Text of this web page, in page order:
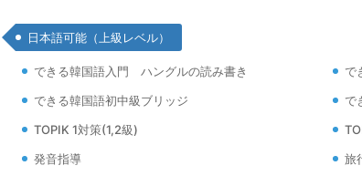
日本語可能（上級レベル）
できる韓国語入門 ハングルの読み書き
で
できる韓国語初中級ブリッジ
で
TOPIK 1対策(1,2級)
発音指導
旅